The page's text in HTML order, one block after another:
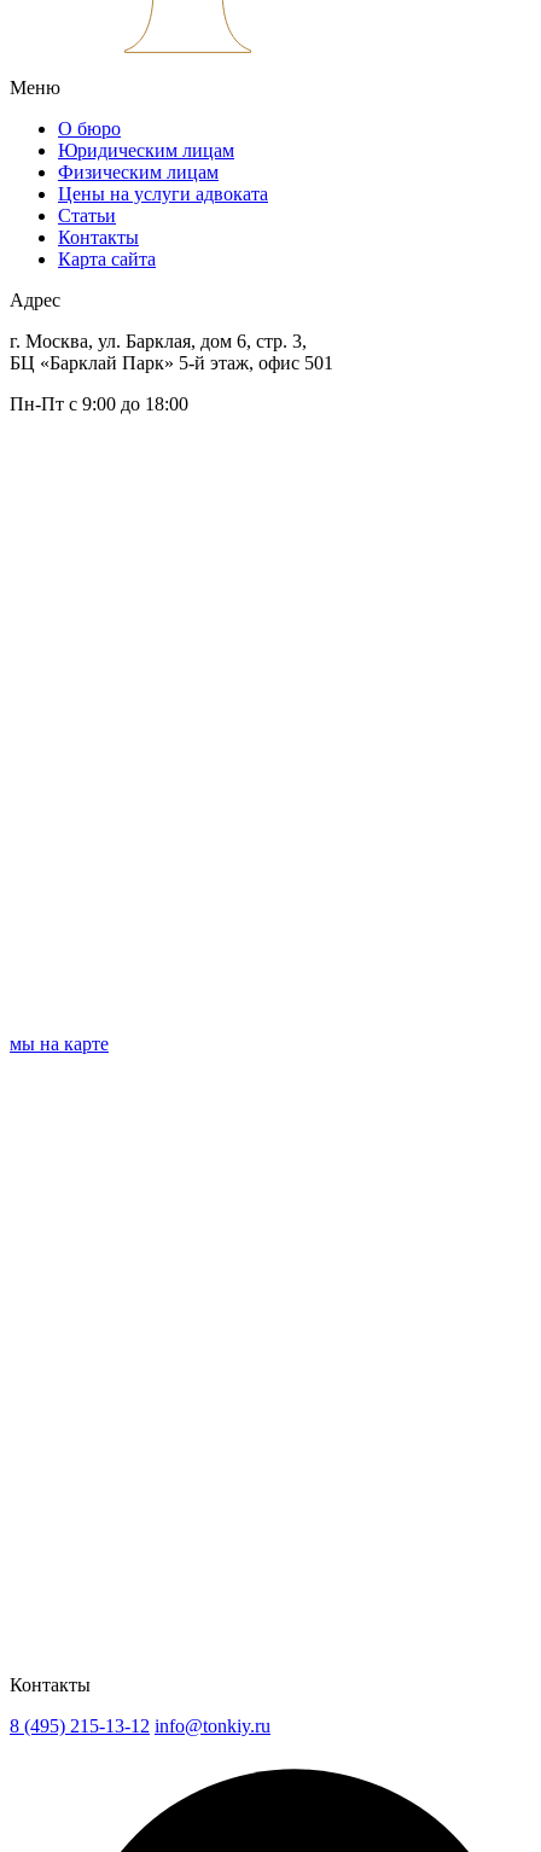
Меню
О бюро
Юридическим лицам
Физическим лицам
Цены на услуги адвоката
Статьи
Контакты
Карта сайта
Адрес
г. Москва, ул. Барклая, дом 6, стр. 3,
БЦ «Барклай Парк» 5-й этаж, офис 501
Пн-Пт с 9:00 до 18:00
мы на карте
Контакты
8 (495) 215-13-12 info@tonkiy.ru